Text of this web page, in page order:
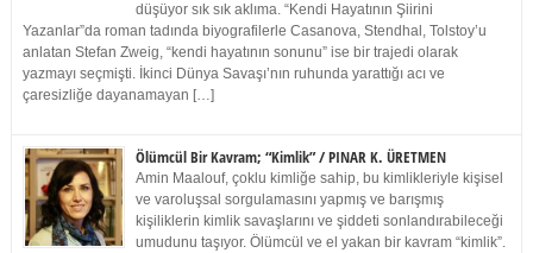
düşüyor sık sık aklıma. “Kendi Hayatının Şiirini
Yazanlar”da roman tadında biyografilerle Casanova, Stendhal, Tolstoy’u
anlatan Stefan Zweig, “kendi hayatının sonunu” ise bir trajedi olarak
yazmayı seçmişti. İkinci Dünya Savaşı’nın ruhunda yarattığı acı ve
çaresizliğe dayanamayan […]
Ölümcül Bir Kavram; “Kimlik” / PINAR K. ÜRETMEN
Amin Maalouf, çoklu kimliğe sahip, bu kimlikleriyle kişisel
ve varoluşsal sorgulamasını yapmış ve barışmış
kişiliklerin kimlik savaşlarını ve şiddeti sonlandırabileceği
umudunu taşıyor. Ölümcül ve el yakan bir kavram “kimlik”.